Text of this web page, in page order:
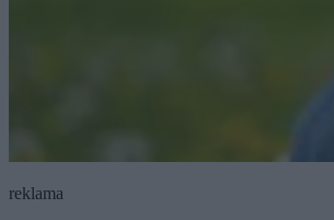
reklama